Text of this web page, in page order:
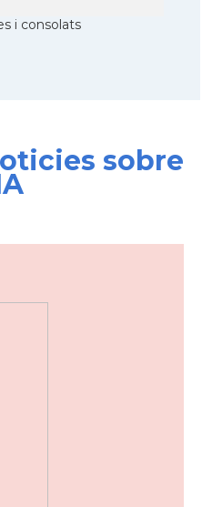
i consolats
sobre